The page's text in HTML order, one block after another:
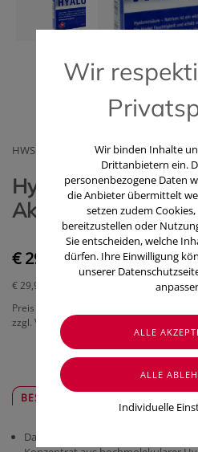
HWS OTC SERVICE GMBH
Hyaluron Activ
Aktiv 1PK
€ 29,90
€ 29,90
Preis inkl. MwSt.
zzgl. Versandkosten
BESCHREIBUNG
Das Hyaluron Activ Serum ist ein
Wir
Wir binden Inhalte
Drittanbietern ein.
personenbezogene Daten
die Anbieter übermittelt
setzen zudem
bereitzustellen oder
Sie entscheiden, welche
dürfen. Ihre Einwilligung
unserer
Individuelle